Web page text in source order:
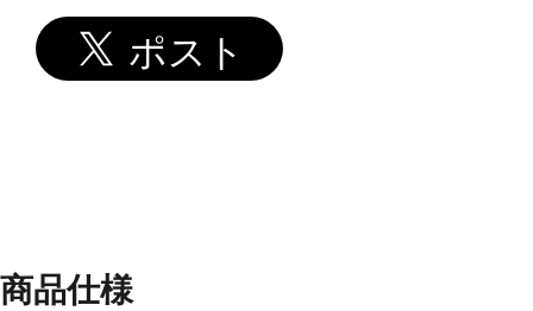
商品仕様